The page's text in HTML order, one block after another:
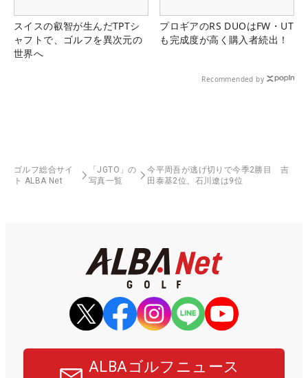
スイスの叡智が生んだTPTシ
ャフトで、ゴルフを異次元の
世界へ
プロギアのRS DUOはFW・UT
も完成度が高く購入者続出！
Recommended by
ゴルフ総合サイ
ト ALBA Net
「JGTO」の
写真一覧
今平周吾が逃げ切りで今季2勝目 吉
田泰基2位、石川遼は9位
ALBAゴルフニュース